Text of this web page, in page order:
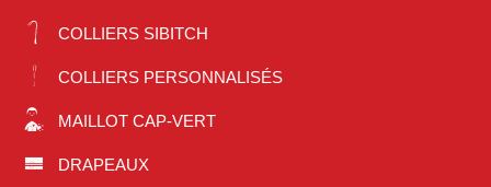
COLLIERS SIBITCH
COLLIERS PERSONNALISÉS
MAILLOT CAP-VERT
DRAPEAUX